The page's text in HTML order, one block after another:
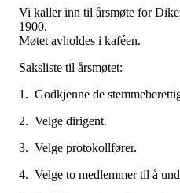
Vi kaller inn til årsmøte for
1900.
Møtet avholdes i kaféen.
Saksliste til årsmøtet:
1. Godkjenne de
2. Velge dirigent.
3. Velge protokollfører.
4. Velge to medlemmer til å